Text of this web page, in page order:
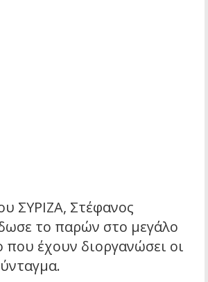
ΣΥΡΙΖΑ, Στέφανος
το παρών στο μεγάλο
που έχουν διοργανώσει οι